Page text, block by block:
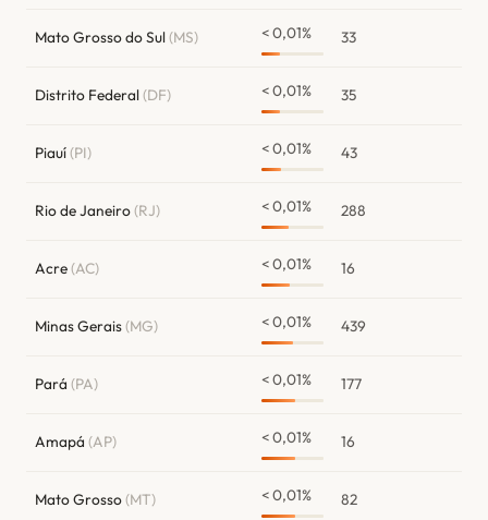
Mato Grosso do Sul(MS) < 0,01% 33
Distrito Federal(DF) < 0,01% 35
Piauí(PI) < 0,01% 43
Rio de Janeiro(RJ) < 0,01% 288
Acre(AC) < 0,01% 16
Minas Gerais(MG) < 0,01% 439
Pará (PA) < 0,01% 177
Amapá (AP) < 0,01% 16
Mato Grosso(MT) < 0,01% 82